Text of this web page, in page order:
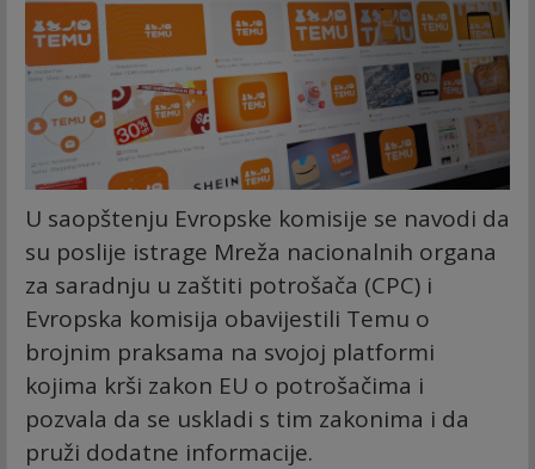
U saopštenju Evropske komisije se navodi da
su poslije istrage Mreža nacionalnih organa
za saradnju u zaštiti potrošača (CPC) i
Evropska komisija obavijestili Temu o
brojnim praksama na svojoj platformi
kojima krši zakon EU o potrošačima i
pozvala da se uskladi s tim zakonima i da
pruži dodatne informacije.